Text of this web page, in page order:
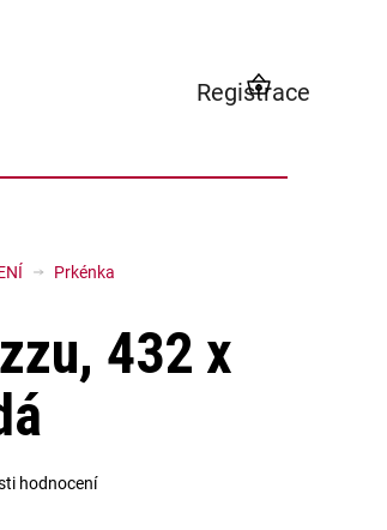
Registrace
NÁKUPNÍ
KOŠÍK
Prkénka
432 x
hodnocení